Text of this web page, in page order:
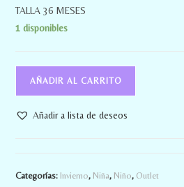
TALLA 36 MESES
1 disponibles
AÑADIR AL CARRITO
Añadir a lista de deseos
Categorías: Invierno, Niña, Niño, Outlet